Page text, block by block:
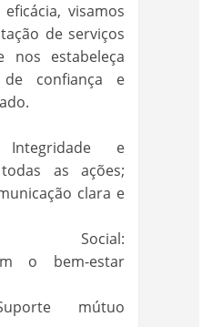
visamos
de serviços
nos estabeleça
de confiança e
Integridade e
as ações;
clara e
Social:
o bem-estar
mútuo